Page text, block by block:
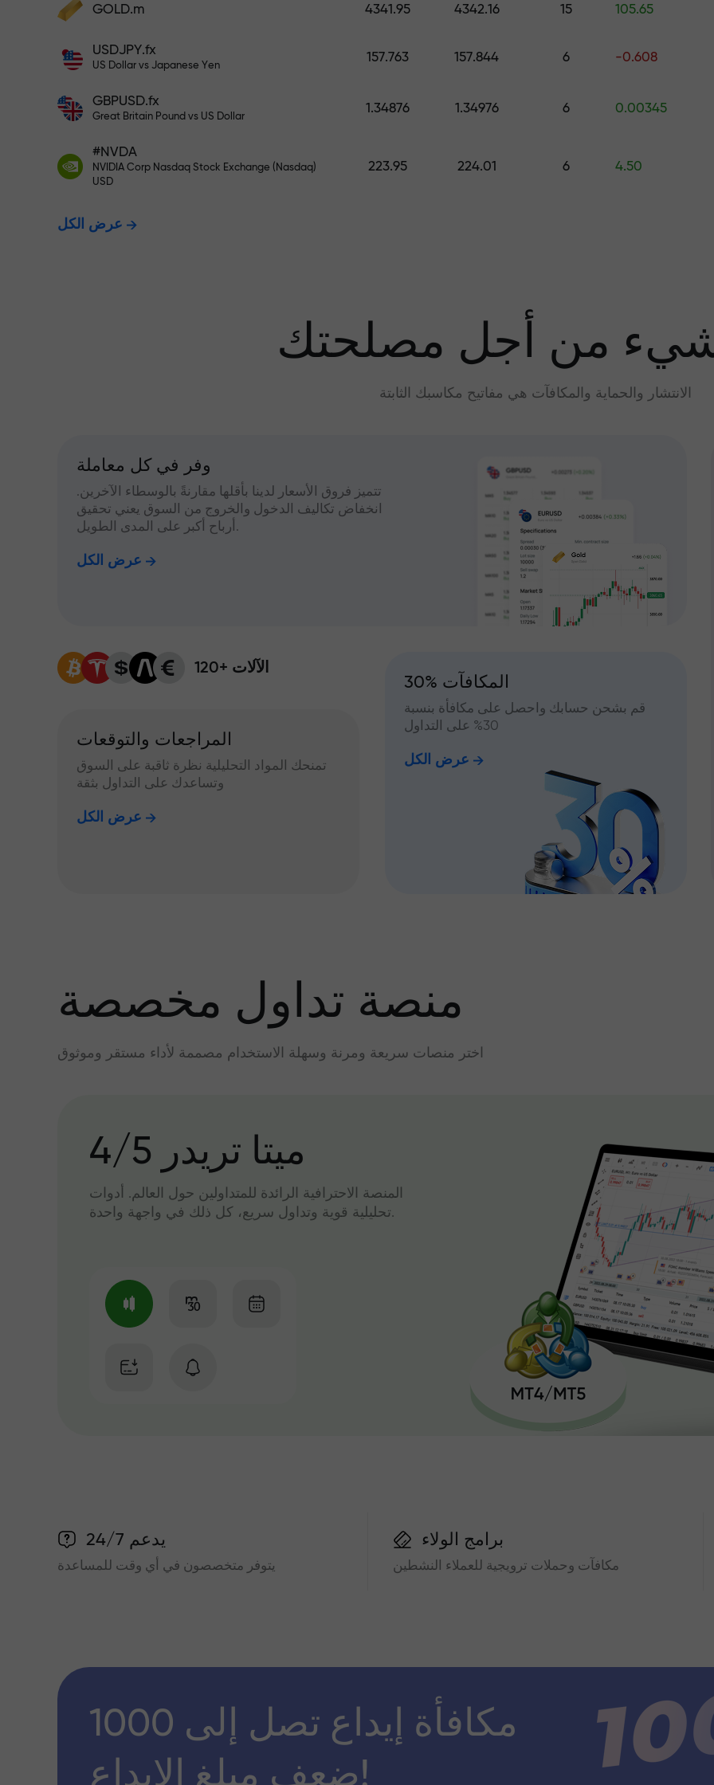
إيداعك بألف مرة. هذا ليس خطأً مطبعياً. كلما
قم بإيداع المبلغ في حسابك باستخدام $333 — اختر هدية تصل قيمتها إلى $1,500
نحن نضمن أرباحك
مكافأة تصل إلى 1000 ضعف - أكبر
GOLD.m 4341.95 4342.16 15 105.65
USDJPY.fx
US Dollar vs Japanese Yen
157.763 157.844 6 -0.608
GBPUSD.fx
Great Britain Pound vs US Dollar
1.34876 1.34976 6 0.00345
#NVDA
NVIDIA Corp Nasdaq Stock Exchange (Nasdaq)
USD
223.95 224.01 6 4.50
عرض الكل
من أجل مصلحتك
الانتشار والحماية والمكافآت هي مفاتيح مكاسبك الثابتة
وفر في كل معاملة
تتميز فروق الأسعار لدينا بأقلها مقارنةً بالوسطاء الآخرين.
انخفاض تكاليف الدخول والخروج من السوق يعني تحقيق
أرباح أكبر على المدى الطويل.
عرض الكل
120+ الآلات
المراجعات والتوقعات
تمنحك المواد التحليلية نظرة ثاقبة على السوق
وتساعدك على التداول بثقة
عرض الكل
30% المكافآت
قم بشحن حسابك واحصل على مكافأة بنسبة
30% على التداول
عرض الكل
منصة تداول مخصصة
اختر منصات سريعة ومرنة وسهلة الاستخدام مصممة لأداء مستقر وموثوق
میتا تریدر 4/5
المنصة الاحترافية الرائدة للمتداولين حول العالم. أدوات
تحليلية قوية وتداول سريع، كل ذلك في واجهة واحدة.
يدعم 24/7
يتوفر متخصصون في أي وقت للمساعدة
برامج الولاء
مكافآت وحملات ترويجية للعملاء النشطين
مكافأة إيداع تصل إلى 1000
ضعف مبلغ الإيداع!